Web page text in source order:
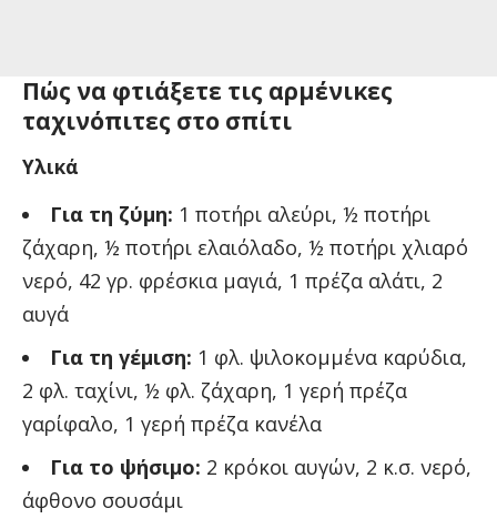
Πώς να φτιάξετε τις αρμένικες
ταχινόπιτες στο σπίτι
Υλικά
Για τη ζύμη: 1 ποτήρι αλεύρι, ½ ποτήρι
ζάχαρη, ½ ποτήρι ελαιόλαδο, ½ ποτήρι χλιαρό
νερό, 42 γρ. φρέσκια μαγιά, 1 πρέζα αλάτι, 2
αυγά
Για τη γέμιση: 1 φλ. ψιλοκομμένα καρύδια,
2 φλ. ταχίνι, ½ φλ. ζάχαρη, 1 γερή πρέζα
γαρίφαλο, 1 γερή πρέζα κανέλα
Για το ψήσιμο: 2 κρόκοι αυγών, 2 κ.σ. νερό,
άφθονο σουσάμι